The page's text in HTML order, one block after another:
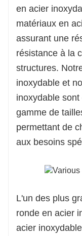
en acier
matériaux en
assurant une
résistance à la
structures.
inoxydable et
inoxydable
gamme de
permettant de
aux besoins
L'un des plus
ronde en acier
acier